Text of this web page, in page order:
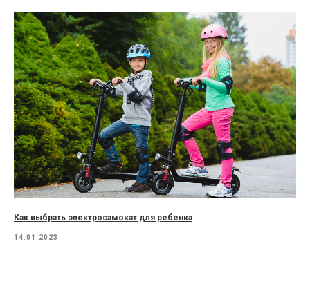
Как выбрать электросамокат для ребенка
14.01.2023